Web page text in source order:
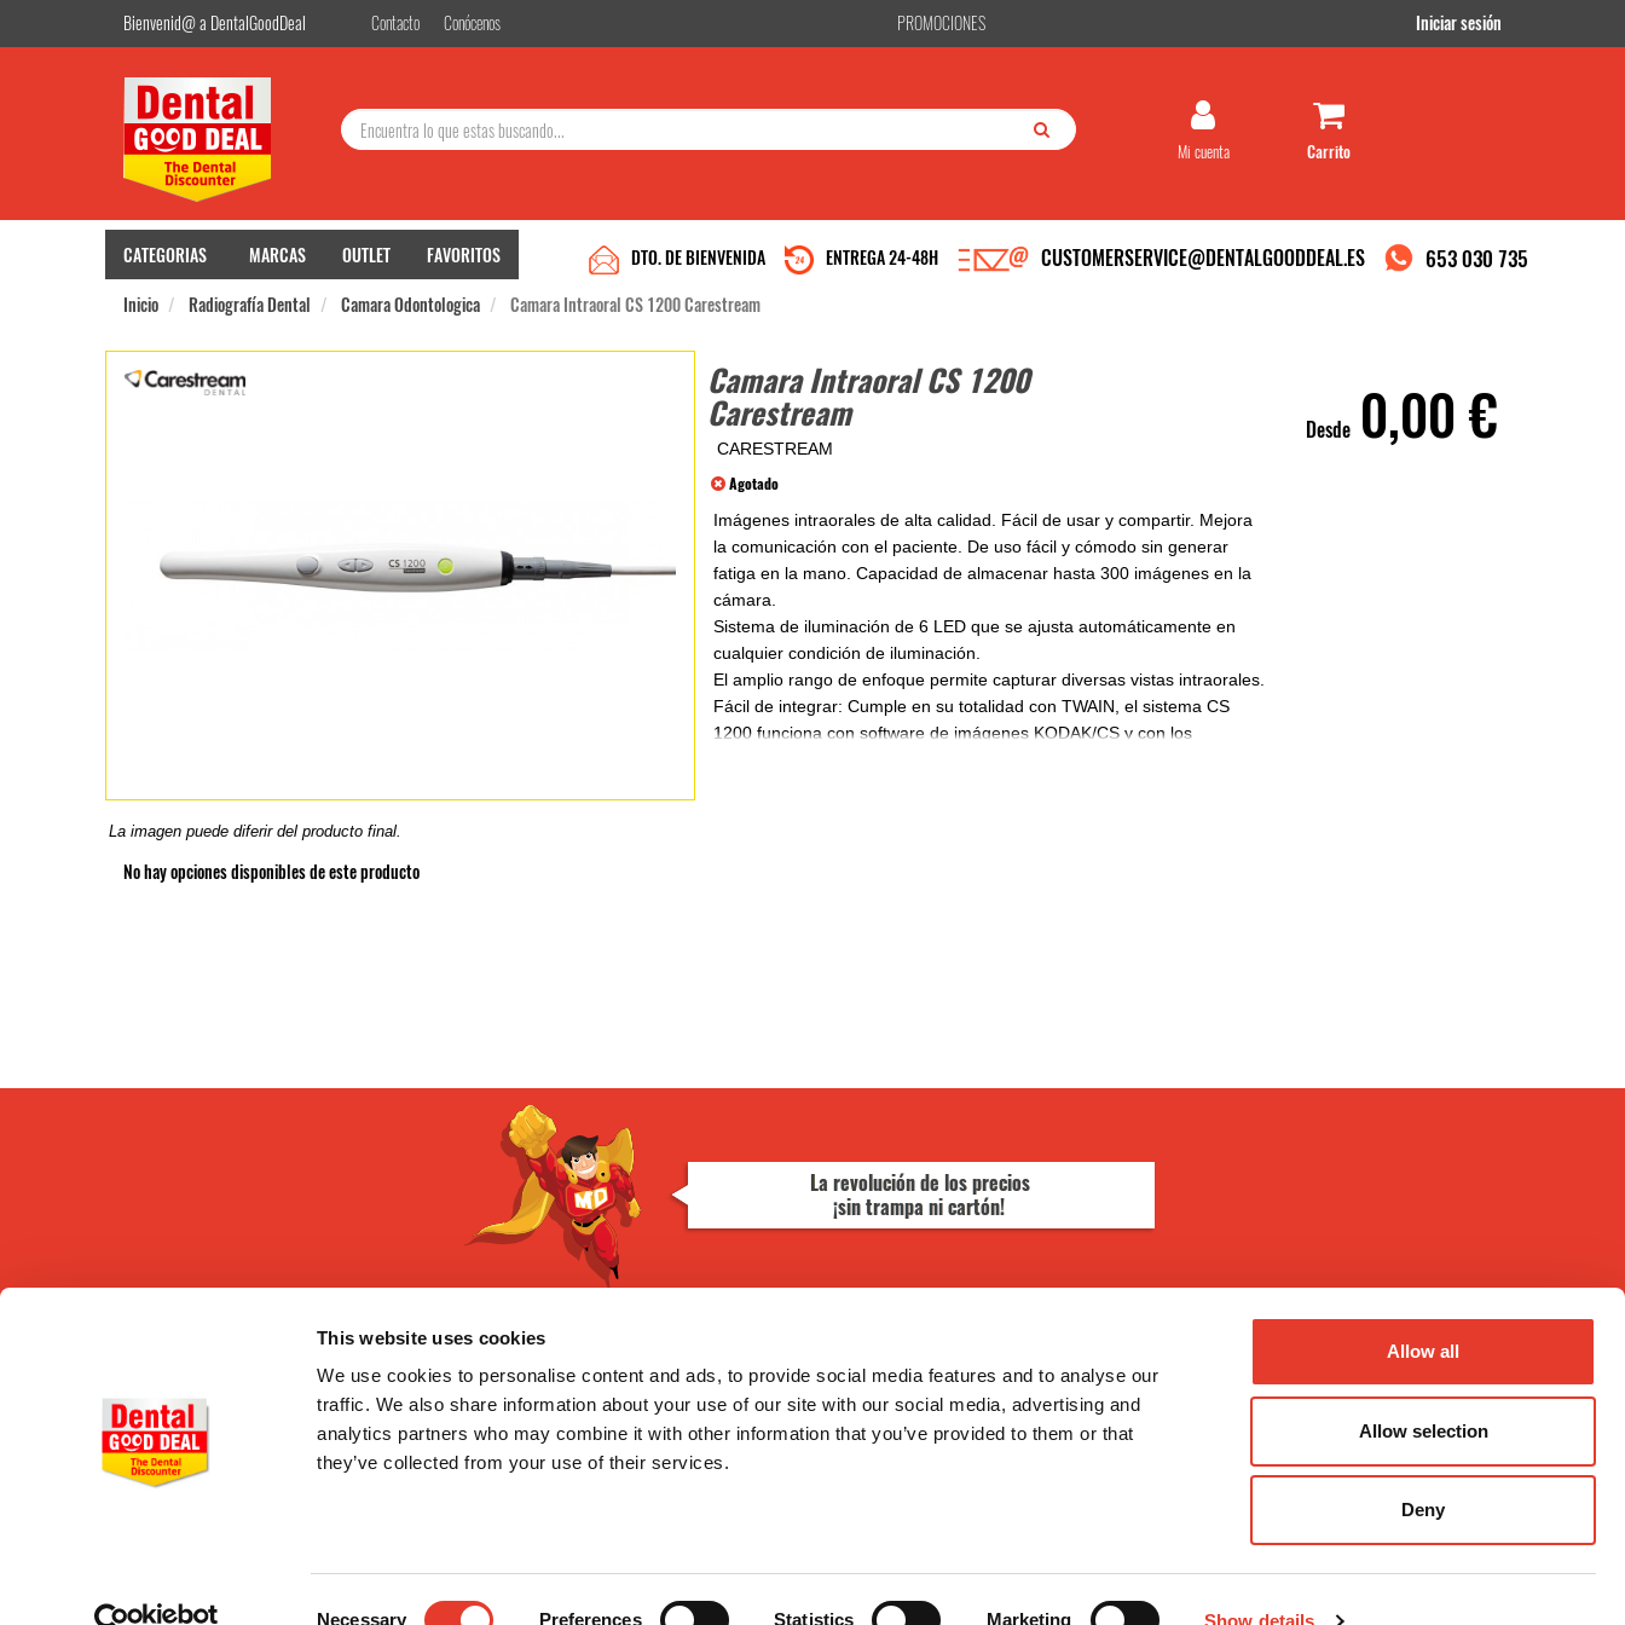
This website uses cookies
We use cookies to personalise content and ads, to provide social media features and to analyse our
traffic. We also share information about your use of our site with our social media, advertising and
analytics partners who may combine it with other information that you’ve provided to them or that
they’ve collected from your use of their services.
Necessary Preferences Statistics Marketing Show details
Allow all
Allow selection
Deny
Bienvenid@ a DentalGoodDeal Contacto Conócenos PROMOCIONES Iniciar sesión
Mi cuenta
CATEGORIAS MARCAS OUTLET FAVORITOS 653 030 735
CUSTOMERSERVICE@DENTALGOODDEAL.ES
ENTREGA 24-48H
DTO. DE BIENVENIDA
Inicio
Radiografía Dental Camara Odontologica Camara Intraoral CS 1200 Carestream
Camara Intraoral CS 1200
Carestream
CARESTREAM
Agotado
La imagen puede diferir del producto final.
Imágenes intraorales de alta calidad. Fácil de usar y compartir. Mejora
la comunicación con el paciente. De uso fácil y cómodo sin generar
fatiga en la mano. Capacidad de almacenar hasta 300 imágenes en la
cámara.
Sistema de iluminación de 6 LED que se ajusta automáticamente en
cualquier condición de iluminación.
El amplio rango de enfoque permite capturar diversas vistas intraorales.
Fácil de integrar: Cumple en su totalidad con TWAIN, el sistema CS
1200 funciona con software de imágenes KODAK/CS y con los
Desde 0,00 €
No hay opciones disponibles de este producto
CONÓCENOS
Quiénes somos
Entrega en 24-48h
Pago seguro
Gastos de envío
Contacto
Mis pedidos
Devolver Productos
He leído y acepto lapolítica de